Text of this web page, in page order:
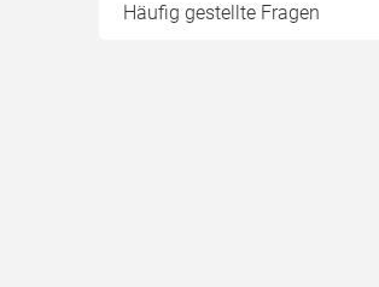
Häufig gestellte Fragen